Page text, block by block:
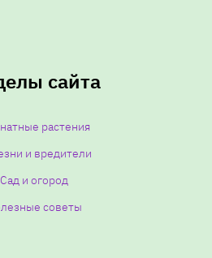
сайта
растения
и вредители
Сад и огород
советы